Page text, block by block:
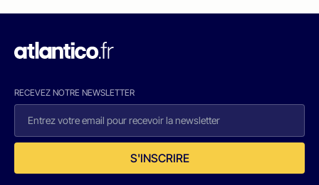
RECEVEZ NOTRE NEWSLETTER
S'INSCRIRE